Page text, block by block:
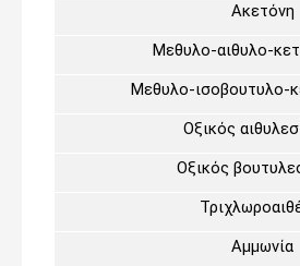
Ακετόνη
Μεθυλο-αιθυλο-
Μεθυλο-ισοβουτυλο-
Οξικός
Οξικός
Αμμωνία